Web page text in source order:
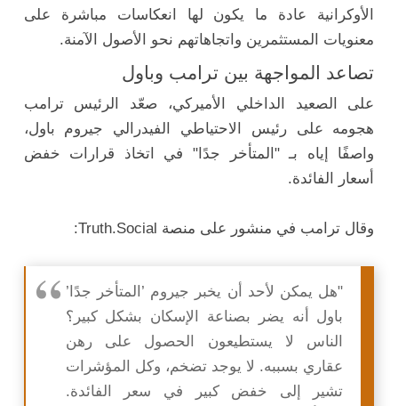
الأوكرانية عادة ما يكون لها انعكاسات مباشرة على
معنويات المستثمرين واتجاهاتهم نحو الأصول الآمنة.
تصاعد المواجهة بين ترامب وباول
على الصعيد الداخلي الأميركي، صعّد الرئيس ترامب
هجومه على رئيس الاحتياطي الفيدرالي جيروم باول،
واصفًا إياه بـ "المتأخر جدًا" في اتخاذ قرارات خفض
أسعار الفائدة.
وقال ترامب في منشور على منصة Truth.Social:
"هل يمكن لأحد أن يخبر جيروم ’المتأخر جدًا’
باول أنه يضر بصناعة الإسكان بشكل كبير؟
الناس لا يستطيعون الحصول على رهن
عقاري بسببه. لا يوجد تضخم، وكل المؤشرات
تشير إلى خفض كبير في سعر الفائدة.